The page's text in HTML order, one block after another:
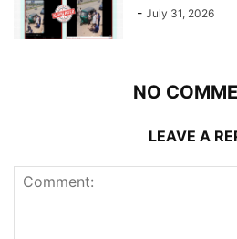
- July 31, 2026
NO
LEAVE A